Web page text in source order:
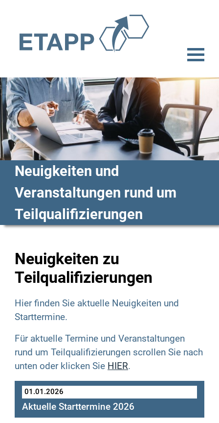
Neuigkeiten und
Veranstaltungen rund um
Teilqualifizierungen
Neuigkeiten zu
Teilqualifizierungen
Hier finden Sie aktuelle Neuigkeiten und
Starttermine.
Für aktuelle Termine und Veranstaltungen
rund um Teilqualifizierungen scrollen Sie nach
unten oder klicken Sie HIER.
01.01.2026
Aktuelle Starttermine 2026